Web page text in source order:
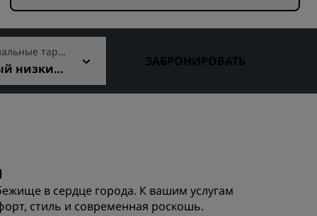
Radisson Rewards
Откройте для себя Radisson
Bookers and Planners
тари
низкий
тар
ЗАБРОНИРОВАТЬ
в сердце города. К вашим услугам
стиль и современная роскошь.